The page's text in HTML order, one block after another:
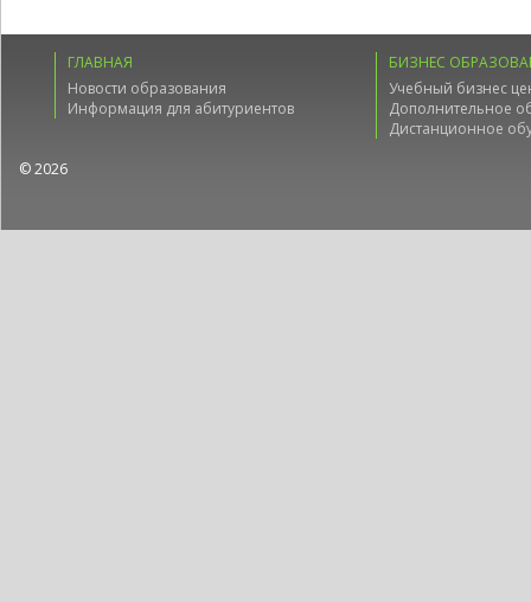
ГЛАВНАЯ
Новости образования
Информация для абитуриентов
БИЗНЕС
Учебный бизнес
Дополнительное
Дистанционное
© 2026